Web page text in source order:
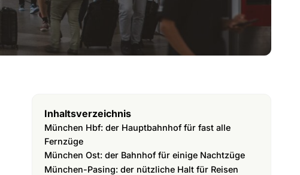
Inhaltsverzeichnis
München Hbf: der Hauptbahnhof für fast alle
Fernzüge
München Ost: der Bahnhof für einige Nachtzüge
München-Pasing: der nützliche Halt für Reisen